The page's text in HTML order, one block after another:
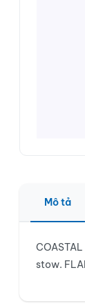
Mô tả
stow.